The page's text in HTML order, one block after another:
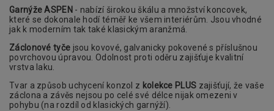
Garnýže ASPEN - nabízí širokou škálu a množství koncovek,
které se dokonale hodí téměř ke všem interiérům. Jsou vhodné
jak k moderním tak také klasickým aranžmá.
Záclonové tyče jsou kovové, galvanicky pokovené s příslušnou
povrchovou úpravou. Odolnost proti oděru zajišťuje kvalitní
vrstva laku.
Tvar a způsob uchycení konzol z kolekce PLUS zajišťují, že vaše
záclona a závěs nejsou po celé své délce nijak omezeni v
pohybu (na rozdíl od klasických garnýží).